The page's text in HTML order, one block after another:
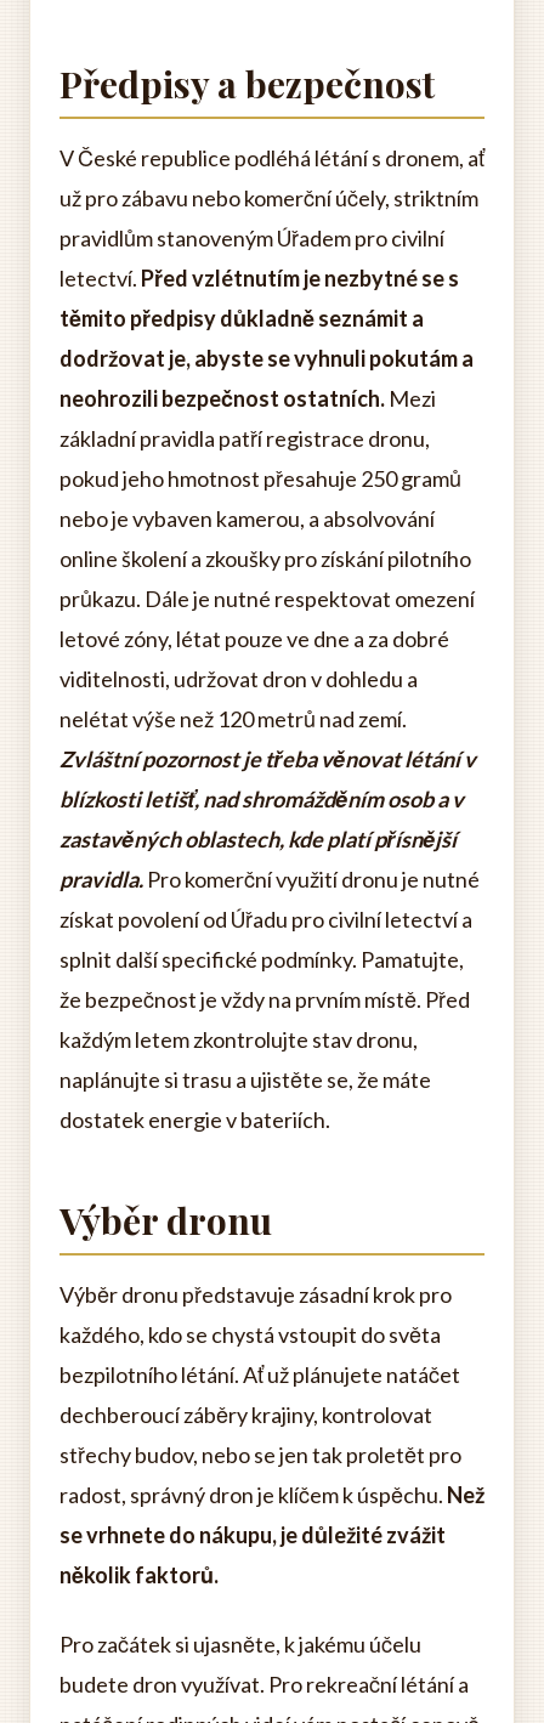
Předpisy a bezpečnost
V České republice podléhá létání s dronem, ať
už pro zábavu nebo komerční účely, striktním
pravidlům stanoveným Úřadem pro civilní
letectví. Před vzlétnutím je nezbytné se s
těmito předpisy důkladně seznámit a
dodržovat je, abyste se vyhnuli pokutám a
neohrozili bezpečnost ostatních. Mezi
základní pravidla patří registrace dronu,
pokud jeho hmotnost přesahuje 250 gramů
nebo je vybaven kamerou, a absolvování
online školení a zkoušky pro získání pilotního
průkazu. Dále je nutné respektovat omezení
letové zóny, létat pouze ve dne a za dobré
viditelnosti, udržovat dron v dohledu a
nelétat výše než 120 metrů nad zemí.
Zvláštní pozornost je třeba věnovat létání v
blízkosti letišť, nad shromážděním osob a v
zastavěných oblastech, kde platí přísnější
pravidla. Pro komerční využití dronu je nutné
získat povolení od Úřadu pro civilní letectví a
splnit další specifické podmínky. Pamatujte,
že bezpečnost je vždy na prvním místě. Před
každým letem zkontrolujte stav dronu,
naplánujte si trasu a ujistěte se, že máte
dostatek energie v bateriích.
Výběr dronu
Výběr dronu představuje zásadní krok pro
každého, kdo se chystá vstoupit do světa
bezpilotního létání. Ať už plánujete natáčet
dechberoucí záběry krajiny, kontrolovat
střechy budov, nebo se jen tak proletět pro
radost, správný dron je klíčem k úspěchu. Než
se vrhnete do nákupu, je důležité zvážit
několik faktorů.
Pro začátek si ujasněte, k jakému účelu
budete dron využívat. Pro rekreační létání a